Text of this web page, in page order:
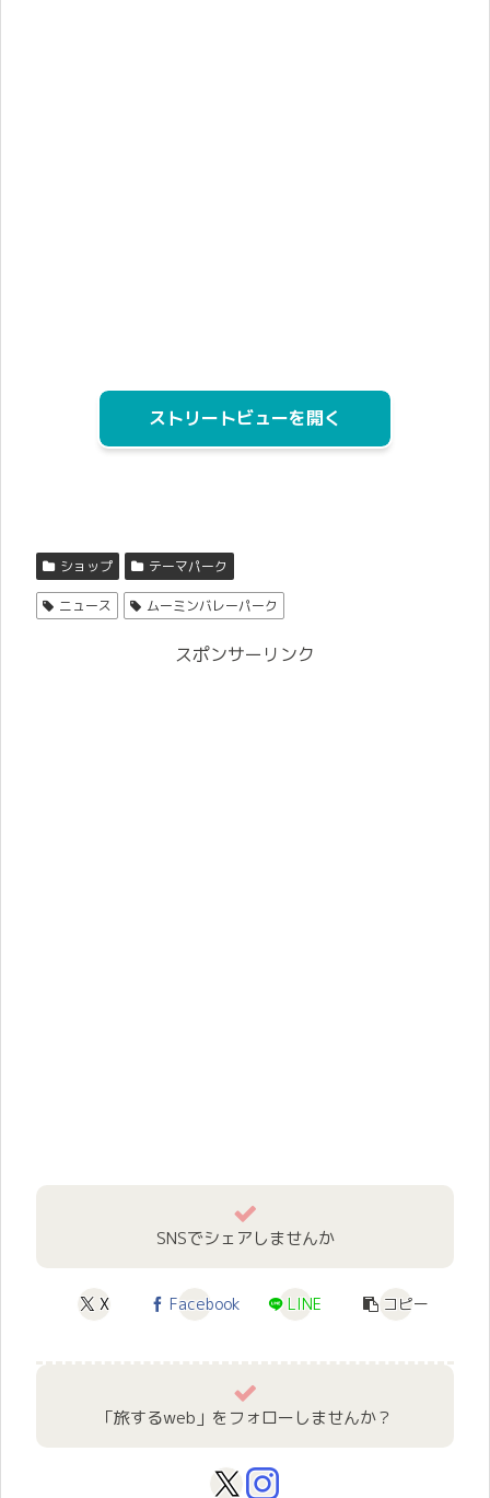
ストリートビューを開く
ショップ テーマパーク
ニュース ムーミンバレーパーク
スポンサーリンク
SNSでシェアしませんか
X Facebook LINE コピー
「旅するweb」をフォローしませんか？